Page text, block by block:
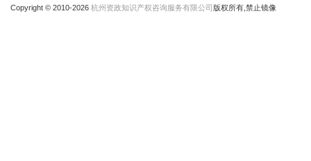
Copyright © 2010-2026 杭州资政知识产权咨询服务有限公司 版权所有,禁止镜像